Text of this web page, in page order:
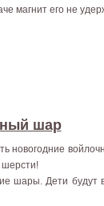
магнит его не
шар
новогодние
шерсти!
шары. Дети будут